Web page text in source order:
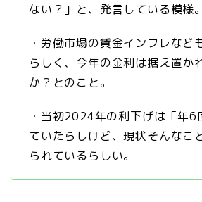
ない？」と、発言している模様。
・労働市場の賃金インフレなど
らしく、今年の金利は据え置か
か？とのこと。
・当初2024年の利下げは「年6
ていたらしけど、現状そんなこ
られているらしい。